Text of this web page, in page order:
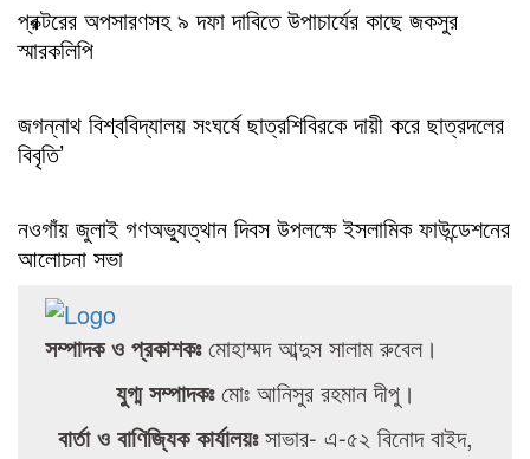
প্রক্টরের অপসারণসহ ৯ দফা দাবিতে উপাচার্যের কাছে জকসুর
স্মারকলিপি
জগন্নাথ বিশ্ববিদ্যালয় সংঘর্ষে ছাত্রশিবিরকে দায়ী করে ছাত্রদলের
বিবৃতি’
নওগাঁয় জুলাই গণঅভ্যুত্থান দিবস উপলক্ষে ইসলামিক ফাউন্ডেশনের
আলোচনা সভা
সম্পাদক ও প্রকাশকঃমোহাম্মদ আব্দুস সালাম রুবেল।
যুগ্ম সম্পাদকঃমোঃ আনিসুর রহমান দীপু।
বার্তা ও বাণিজ্যিক কার্যালয়ঃসাভার- এ-৫২ বিনোদ বাইদ,